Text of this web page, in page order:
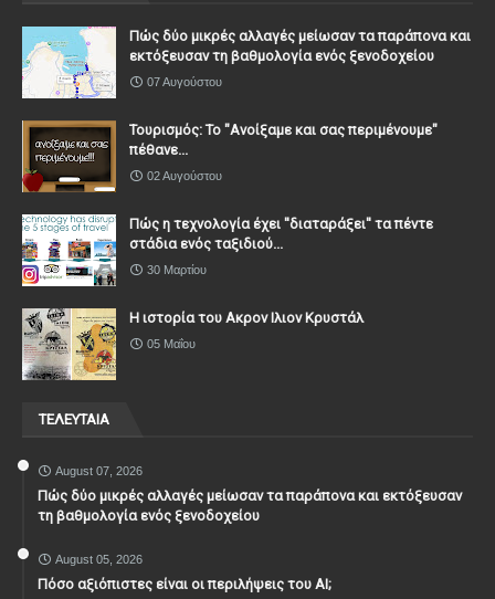
Πώς δύο μικρές αλλαγές μείωσαν τα παράπονα και
εκτόξευσαν τη βαθμολογία ενός ξενοδοχείου
07 Αυγούστου
Τουρισμός: Το "Ανοίξαμε και σας περιμένουμε"
πέθανε...
02 Αυγούστου
Πώς η τεχνολογία έχει ''διαταράξει'' τα πέντε
στάδια ενός ταξιδιού...
30 Μαρτίου
Η ιστορία του Ακρον Ιλιον Κρυστάλ
05 Μαΐου
ΤΕΛΕΥΤΑΙΑ
August 07, 2026
Πώς δύο μικρές αλλαγές μείωσαν τα παράπονα και εκτόξευσαν
τη βαθμολογία ενός ξενοδοχείου
August 05, 2026
Πόσο αξιόπιστες είναι οι περιλήψεις του ΑΙ;